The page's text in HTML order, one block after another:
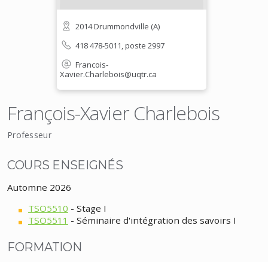
2014 Drummondville (A)
418 478-5011, poste 2997
Francois-
Xavier.Charlebois@uqtr.ca
François-Xavier Charlebois
Professeur
COURS ENSEIGNÉS
Automne 2026
TSO5510 - Stage I
TSO5511 - Séminaire d'intégration des savoirs I
FORMATION